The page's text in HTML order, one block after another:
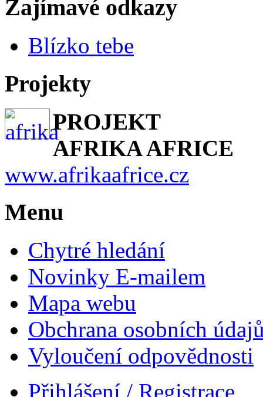
Zajímavé odkazy
Blízko tebe
Projekty
PROJEKT
AFRIKA AFRICE
www.afrikaafrice.cz
Menu
Chytré hledání
Novinky E-mailem
Mapa webu
Obchrana osobních
Vyloučení odpovědnosti
Přihlášení / Registrace